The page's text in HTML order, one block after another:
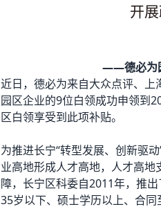
开
——德必为
近日，德必为来自大众点评、
园区企业的9位白领成功申领到
区白领享受到此项补贴。
为推进长宁“转型发展、创新驱
业高地形成人才高地，人才高地
障，长宁区科委自2011年，推
35岁以下、硕士学历以上、合